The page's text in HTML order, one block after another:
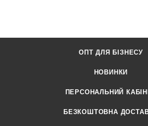
ОПТ ДЛЯ БІЗНЕСУ
НОВИНКИ
ПЕРСОНАЛЬНИЙ
БЕЗКОШТОВНА